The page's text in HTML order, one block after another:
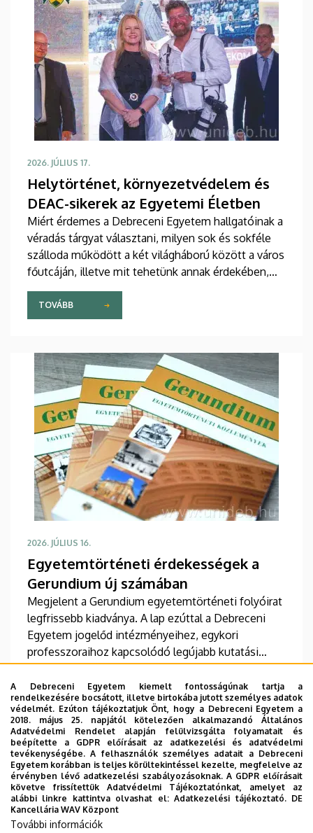
2026. JÚLIUS 17.
Helytörténet, környezetvédelem és
DEAC-sikerek az Egyetemi Életben
Miért érdemes a Debreceni Egyetem hallgatóinak a
véradás tárgyat választani, milyen sok és sokféle
szálloda működött a két világháború között a város
főutcáján, illetve mit tehetünk annak érdekében,
hogy ne fogyatkozzon tovább a növényeket
beporzó rovarok száma? Egyebek mellett ezekről
lehet olvasni az egyetemi lap legújabb számában,
Derencsényi István is szerepel, aki nem akármilyen
elismerést kapott.
TOVÁBB
2026. JÚLIUS 16.
Egyetemtörténeti érdekességek a
Gerundium új számában
Megjelent a Gerundium egyetemtörténeti folyóirat
legfrissebb kiadványa. A lap ezúttal a Debreceni
Egyetem jogelőd intézményeihez, egykori
professzoraihoz kapcsolódó legújabb kutatási
eredmények mellett az integráció 25 éves
jubileumáról, a Református Kollégium kántusáról,
valamint a felsőoktatás ókortól datálódó
történetéről szóló tanulmányokat kínál olvasóinak.
TOVÁBB
Oldalszámozás
Első
oldal
«
Előző
oldal
‹
Oldal
1
Oldal
2
Jelenlegi
oldal
3
Oldal
4
Oldal
5
Oldal
6 …
A Debreceni Egyetem kiemelt fontosságúnak tartja a
rendelkezésére bocsátott, illetve birtokába jutott személyes adatok
védelmét. Ezúton tájékoztatjuk Önt, hogy a Debreceni Egyetem a
2018. május 25. napjától kötelezően alkalmazandó Általános
Adatvédelmi Rendelet alapján felülvizsgálta folyamatait és
beépítette a GDPR előírásait az adatkezelési és adatvédelmi
tevékenységébe. A felhasználók személyes adatait a Debreceni
Egyetem korábban is teljes körültekintéssel kezelte, megfelelve az
érvényben lévő adatkezelési szabályozásoknak. A GDPR előírásait
követve frissítettük Adatvédelmi Tájékoztatónkat, amelyet az
alábbi linkre kattintva olvashat el:Adatkezelési tájékoztató. DE
Kancellária WAV Központ
További információk